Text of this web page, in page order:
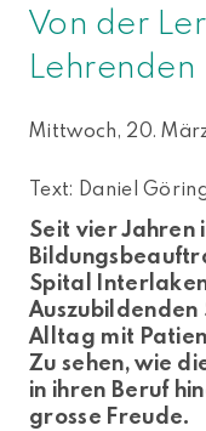
Von der
Lehrenden
Mittwoch, 20.
Text: Daniel
Seit vier Jahren
Spital
Alltag mit
Zu sehen, wie
in ihren Beruf
grosse Freude.